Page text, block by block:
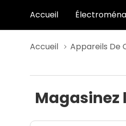
Accueil
Accueil Appareils De
Magasinez